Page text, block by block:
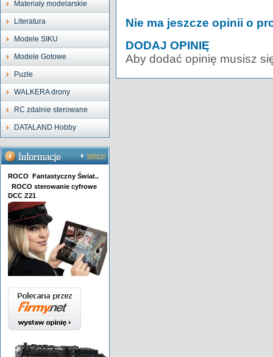
Materiały modelarskie
Literatura
Modele SIKU
Modele Gotowe
Puzle
WALKERA drony
RC zdalnie sterowane
DATALAND Hobby
więcej
ROCO Fantastyczny Świat..
ROCO sterowanie cyfrowe
DCC Z21
Nie ma jeszcze opinii o
DODAJ OPINIĘ
Aby dodać opinię musisz